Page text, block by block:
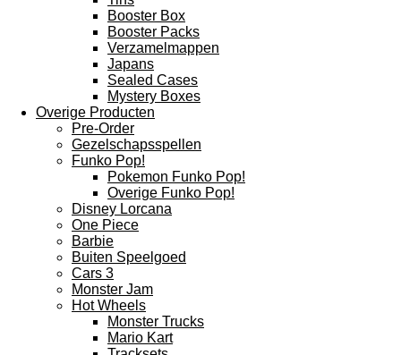
Booster Box
Booster Packs
Verzamelmappen
Japans
Sealed Cases
Mystery Boxes
Overige Producten
Pre-Order
Gezelschapsspellen
Funko Pop!
Pokemon Funko Pop!
Overige Funko Pop!
Disney Lorcana
One Piece
Barbie
Buiten Speelgoed
Cars 3
Monster Jam
Hot Wheels
Monster Trucks
Mario Kart